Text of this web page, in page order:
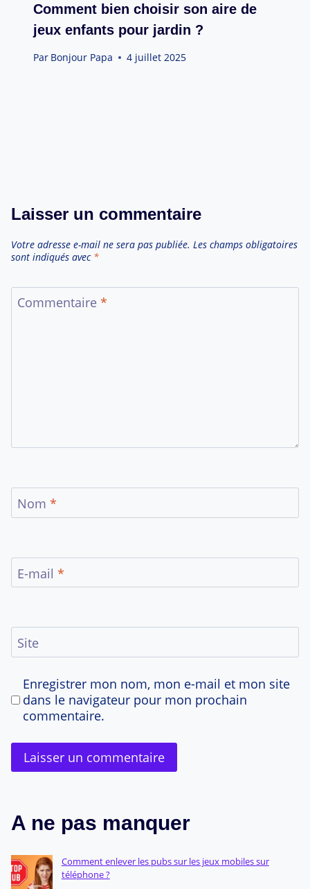
Comment bien choisir son aire de
jeux enfants pour jardin ?
Par Bonjour Papa 4 juillet 2025
Laisser un commentaire
Votre adresse e-mail ne sera pas publiée. Les champs obligatoires
sont indiqués avec *
Commentaire *
Nom *
E-mail *
Site
Enregistrer mon nom, mon e-mail et mon site
dans le navigateur pour mon prochain
commentaire.
A ne pas manquer
Comment enlever les pubs sur les jeux mobiles sur
téléphone ?